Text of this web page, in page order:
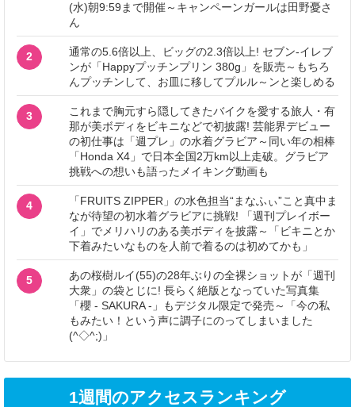
(水)朝9:59まで開催～キャンペーンガールは田野憂さ
ん
2
通常の5.6倍以上、ビッグの2.3倍以上! セブン‐イレブ
ンが「Happyプッチンプリン 380g」を販売～もちろ
んプッチンして、お皿に移してプルル～ンと楽しめる
3
これまで胸元すら隠してきたバイクを愛する旅人・有
那が美ボディをビキニなどで初披露! 芸能界デビュー
の初仕事は「週プレ」の水着グラビア～同い年の相棒
「Honda X4」で日本全国2万km以上走破。グラビア
挑戦への想いも語ったメイキング動画も
4
「FRUITS ZIPPER」の水色担当“まなふぃ”こと真中ま
なが待望の初水着グラビアに挑戦! 「週刊プレイボー
イ」でメリハリのある美ボディを披露～「ビキニとか
下着みたいなものを人前で着るのは初めてかも」
5
あの桜樹ルイ(55)の28年ぶりの全裸ショットが「週刊
大衆」の袋とじに! 長らく絶版となっていた写真集
「櫻 - SAKURA -」もデジタル限定で発売～「今の私
もみたい！という声に調子にのってしまいました
(^◇^;)」
1週間のアクセスランキング